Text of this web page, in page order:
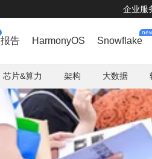
企业服
报告 HarmonyOS Snowflake
芯片&算力 架构 大数据